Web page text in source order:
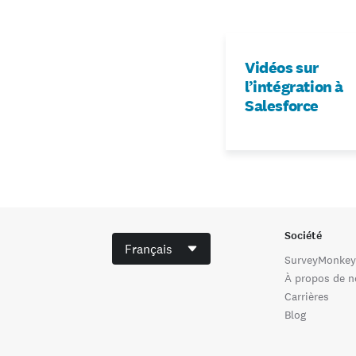
Vidéos sur
l’intégration à
Salesforce
Français
Société
SurveyMonkey
À propos de
Carrières
Blog